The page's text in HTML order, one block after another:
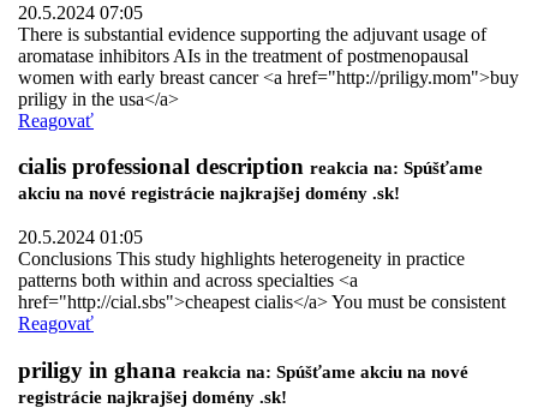
20.5.2024 07:05
There is substantial evidence supporting the adjuvant usage of
aromatase inhibitors AIs in the treatment of postmenopausal
women with early breast cancer <a href="http://priligy.mom">buy
priligy in the usa</a>
Reagovať
cialis professional description reakcia na: Spúšťame
akciu na nové registrácie najkrajšej domény .sk!
20.5.2024 01:05
Conclusions This study highlights heterogeneity in practice
patterns both within and across specialties <a
href="http://cial.sbs">cheapest cialis</a> You must be consistent
Reagovať
priligy in ghana reakcia na: Spúšťame akciu na nové
registrácie najkrajšej domény .sk!